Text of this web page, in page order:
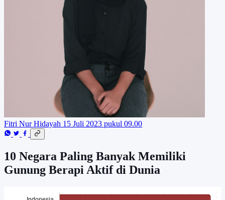
Fitri Nur Hidayah 15 Juli 2023 pukul 09.00
10 Negara Paling Banyak Memiliki
Gunung Berapi Aktif di Dunia